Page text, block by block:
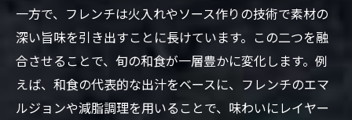
一方で、フレンチは火入れやソース作りの技術で素材の
深い旨味を引き出すことに長けています。この二つを融
合させることで、旬の和食が一層豊かに変化します。例
えば、和食の代表的な出汁をベースに、フレンチのエマ
ルジョンや減脂調理を用いることで、味わいにレイヤー